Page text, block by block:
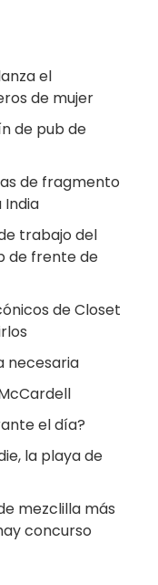
el
de mujer
de pub de
de fragmento
India
trabajo del
de frente de
de Closet
necesaria
el día?
la playa de
mezclilla más
concurso